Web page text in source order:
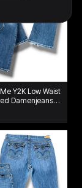
Y2K Low Waist
Damenjeans